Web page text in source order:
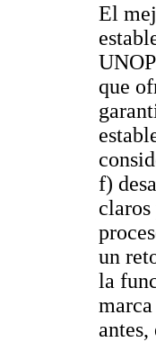
El
que
f)
un
la